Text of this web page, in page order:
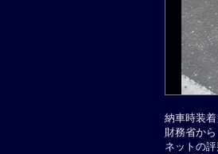
納車時装着
財務省か
ネットの